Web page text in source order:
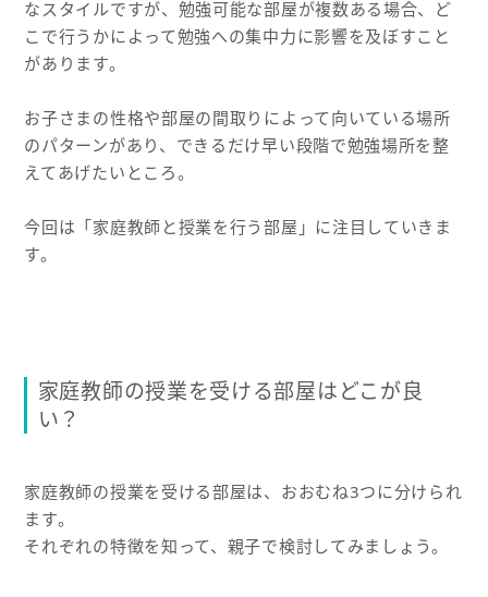
なスタイルですが、勉強可能な部屋が複数ある場合、ど
こで行うかによって勉強への集中力に影響を及ぼすこと
があります。
お子さまの性格や部屋の間取りによって向いている場所
のパターンがあり、できるだけ早い段階で勉強場所を整
えてあげたいところ。
今回は「家庭教師と授業を行う部屋」に注目していきま
す。
家庭教師の授業を受ける部屋はどこが良
い？
家庭教師の授業を受ける部屋は、おおむね3つに分けられ
ます。
それぞれの特徴を知って、親子で検討してみましょう。